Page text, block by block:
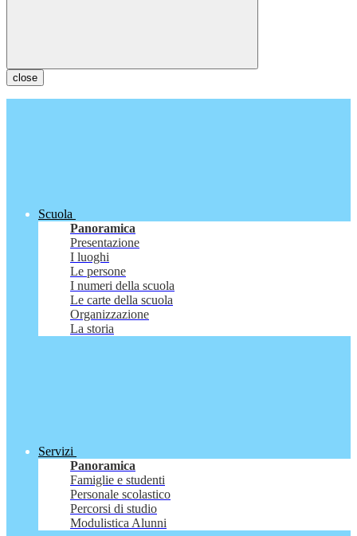
close
Scuola
Panoramica
Presentazione
I luoghi
Le persone
I numeri della scuola
Le carte della scuola
Organizzazione
La storia
Servizi
Panoramica
Famiglie e studenti
Personale scolastico
Percorsi di studio
Modulistica Alunni